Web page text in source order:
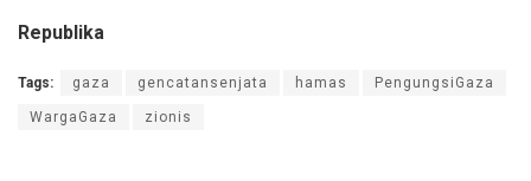
Republika
Tags: gaza gencatansenjata hamas PengungsiGaza
WargaGaza zionis